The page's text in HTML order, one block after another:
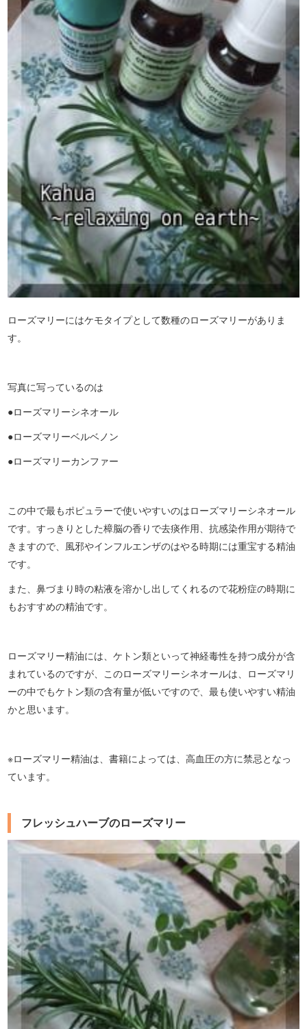
ローズマリーにはケモタイプとして数種のローズマリーがありま
す。
写真に写っているのは
●ローズマリーシネオール
●ローズマリーベルベノン
●ローズマリーカンファー
この中で最もポピュラーで使いやすいのはローズマリーシネオール
です。すっきりとした樟脳の香りで去痰作用、抗感染作用が期待で
きますので、風邪やインフルエンザのはやる時期には重宝する精油
です。
また、鼻づまり時の粘液を溶かし出してくれるので花粉症の時期に
もおすすめの精油です。
ローズマリー精油には、ケトン類といって神経毒性を持つ成分が含
まれているのですが、このローズマリーシネオールは、ローズマリ
ーの中でもケトン類の含有量が低いですので、最も使いやすい精油
かと思います。
※ローズマリー精油は、書籍によっては、高血圧の方に禁忌となっ
ています。
フレッシュハーブのローズマリー